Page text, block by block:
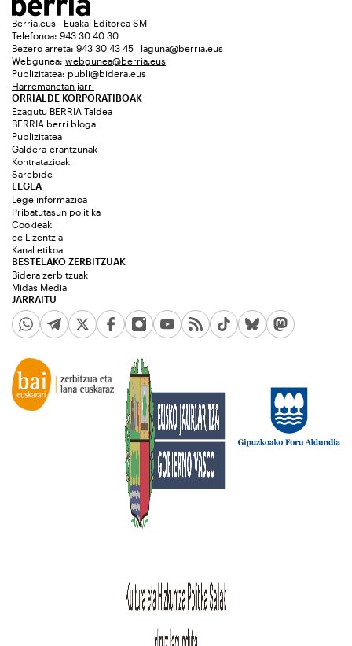
Berria.eus - Euskal Editorea SM
Telefonoa: 943 30 40 30
Bezero arreta: 943 30 43 45 | laguna@berria.eus
Webgunea: webgunea@berria.eus
Publizitatea: publi@bidera.eus
Harremanetan jarri
ORRIALDE KORPORATIBOAK
Ezagutu BERRIA Taldea
BERRIA berri bloga
Publizitatea
Galdera-erantzunak
Kontratazioak
Sarebide
JARRAITU
LEGEA
Lege informazioa
Pribatutasun politika
Cookieak
cc Lizentzia
Kanal etikoa
BESTELAKO ZERBITZUAK
Bidera zerbitzuak
Midas Media